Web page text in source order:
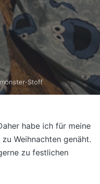
Stoff
habe ich für meine
Weihnachten genäht.
zu festlichen